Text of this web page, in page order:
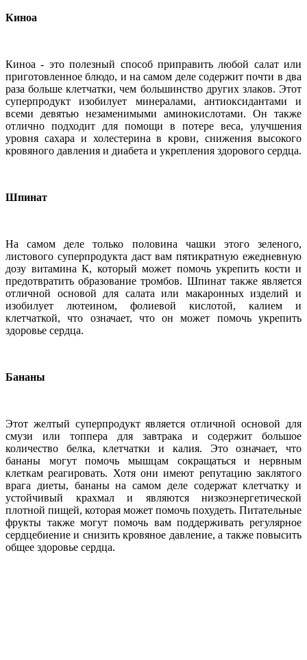
Киноа
Киноа - это полезный способ приправить любой салат или
приготовленное блюдо, и на самом деле содержит почти в два
раза больше клетчатки, чем большинство других злаков. Этот
суперпродукт изобилует минералами, антиоксидантами и
всеми девятью незаменимыми аминокислотами. Он также
отлично подходит для помощи в потере веса, улучшения
уровня сахара и холестерина в крови, снижения высокого
кровяного давления и диабета и укрепления здорового сердца.
Шпинат
На самом деле только половина чашки этого зеленого,
листового суперпродукта даст вам пятикратную ежедневную
дозу витамина К, который может помочь укрепить кости и
предотвратить образование тромбов. Шпинат также является
отличной основой для салата или макаронных изделий и
изобилует лютеином, фолиевой кислотой, калием и
клетчаткой, что означает, что он может помочь укрепить
здоровье сердца.
Бананы
Этот желтый суперпродукт является отличной основой для
смузи или топпера для завтрака и содержит большое
количество белка, клетчатки и калия. Это означает, что
бананы могут помочь мышцам сокращаться и нервным
клеткам реагировать. Хотя они имеют репутацию заклятого
врага диеты, бананы на самом деле содержат клетчатку и
устойчивый крахмал и являются низкоэнергетической
плотной пищей, которая может помочь похудеть. Питательные
фрукты также могут помочь вам поддерживать регулярное
сердцебиение и снизить кровяное давление, а также повысить
общее здоровье сердца.